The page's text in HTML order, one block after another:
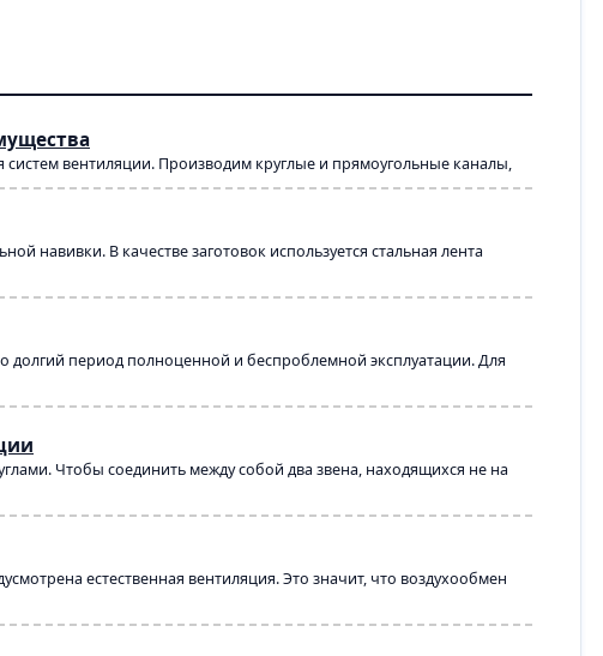
вентиляции. Производим круглые и прямоугольные каналы,
навивки. В качестве заготовок используется стальная лента
период полноценной и беспроблемной эксплуатации. Для
Чтобы соединить между собой два звена, находящихся не на
естественная вентиляция. Это значит, что воздухообмен